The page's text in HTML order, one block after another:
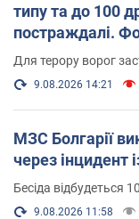
типу та до 100
постраждалі.
Для терору ворог
9.08.2026 14:21
МЗС Болгарії
через інцидент
Бесіда відбудеться
9.08.2026 11:58